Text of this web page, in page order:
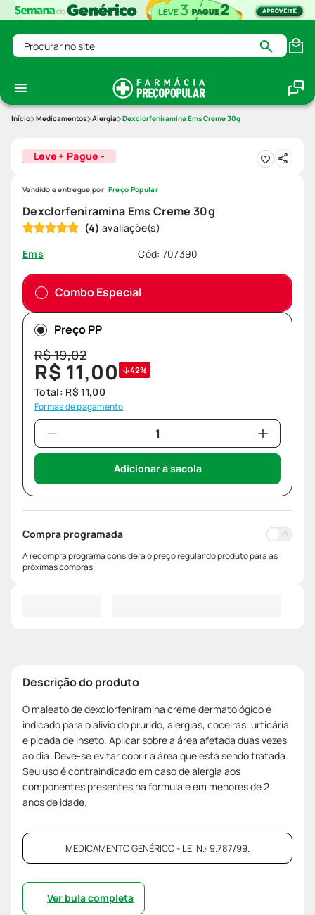
Procurar no site
Medicamentos Alergia Dexclorfeniramina Ems Creme 30g
Leve + Pague -
Dexclorfeniramina Ems Creme 30g
(4)
Ems
Cód: 707390
Vendido e entregue por: Preço Popular
Combo Especial
Preço PP
R$19,02
R$ 11,00 42%
Total: R$ 11,00
Formas de pagamento
Adicionar à sacola
Compra programada
A recompra programa considera o preço regular do produto para as
próximas compras.
Descrição do produto
O maleato de dexclorfeniramina creme dermatológico é
indicado para o alívio do prurido, alergias, coceiras, urticária
e picada de inseto. Aplicar sobre a área afetada duas vezes
ao dia. Deve-se evitar cobrir a área que está sendo tratada.
Seu uso é contraindicado em caso de alergia aos
componentes presentes na fórmula e em menores de 2
anos de idade.
MEDICAMENTO GENÉRICO - LEI N.º 9.787/99.
Ver bula completa